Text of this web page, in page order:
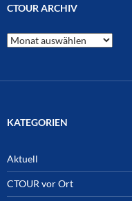
CTOUR ARCHIV
CTOUR
Archiv
KATEGORIEN
Aktuell
CTOUR vor Ort